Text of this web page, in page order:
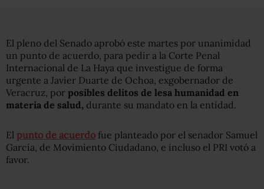
El pleno del Senado aprobó este martes por unanimidad
un punto de acuerdo, para pedir a la Corte Penal
Internacional de La Haya que investigue de forma
urgente a Javier Duarte de Ochoa, exgobernador de
Veracruz, por posibles delitos de lesa humanidad en
materia de salud, durante su mandato en la entidad.
El punto de acuerdo fue planteado por el senador Samuel
García, de Movimiento Ciudadano, e incluso el PRI votó a
favor.